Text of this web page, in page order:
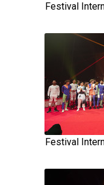
Festival
Festival